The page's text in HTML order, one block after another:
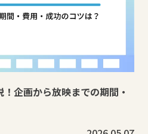
企画から放映までの期間・